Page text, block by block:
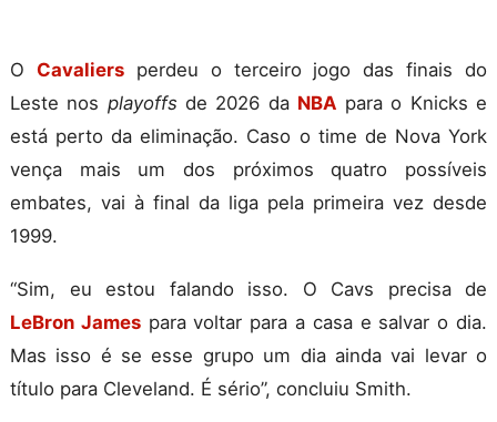
O Cavaliersperdeu o terceiro jogo das finais do
Leste nos playoffs de 2026 da NBA para o Knicks e
está perto da eliminação. Caso o time de Nova York
vença mais um dos próximos quatro possíveis
embates, vai à final da liga pela primeira vez desde
1999.
“Sim, eu estou falando isso. O Cavs precisa de
LeBron Jamespara voltar para a casa e salvar o dia.
Mas isso é se esse grupo um dia ainda vai levar o
título para Cleveland. É sério”, concluiu Smith.